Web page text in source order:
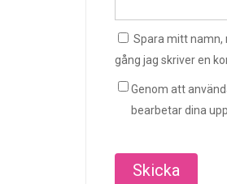
Spara mitt namn,
gång jag skriver en
Genom att
bearbetar dina